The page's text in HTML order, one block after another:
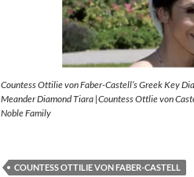
Countess Ottilie von Faber-Castell’s Greek Key
Meander Diamond Tiara |Countess Ottlie von
Noble Family
COUNTESS OTTILIE VON FABER-CASTELL